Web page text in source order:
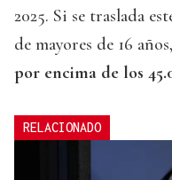
2025. Si se traslada
de mayores de 16
por encima de los
RELACIONADO